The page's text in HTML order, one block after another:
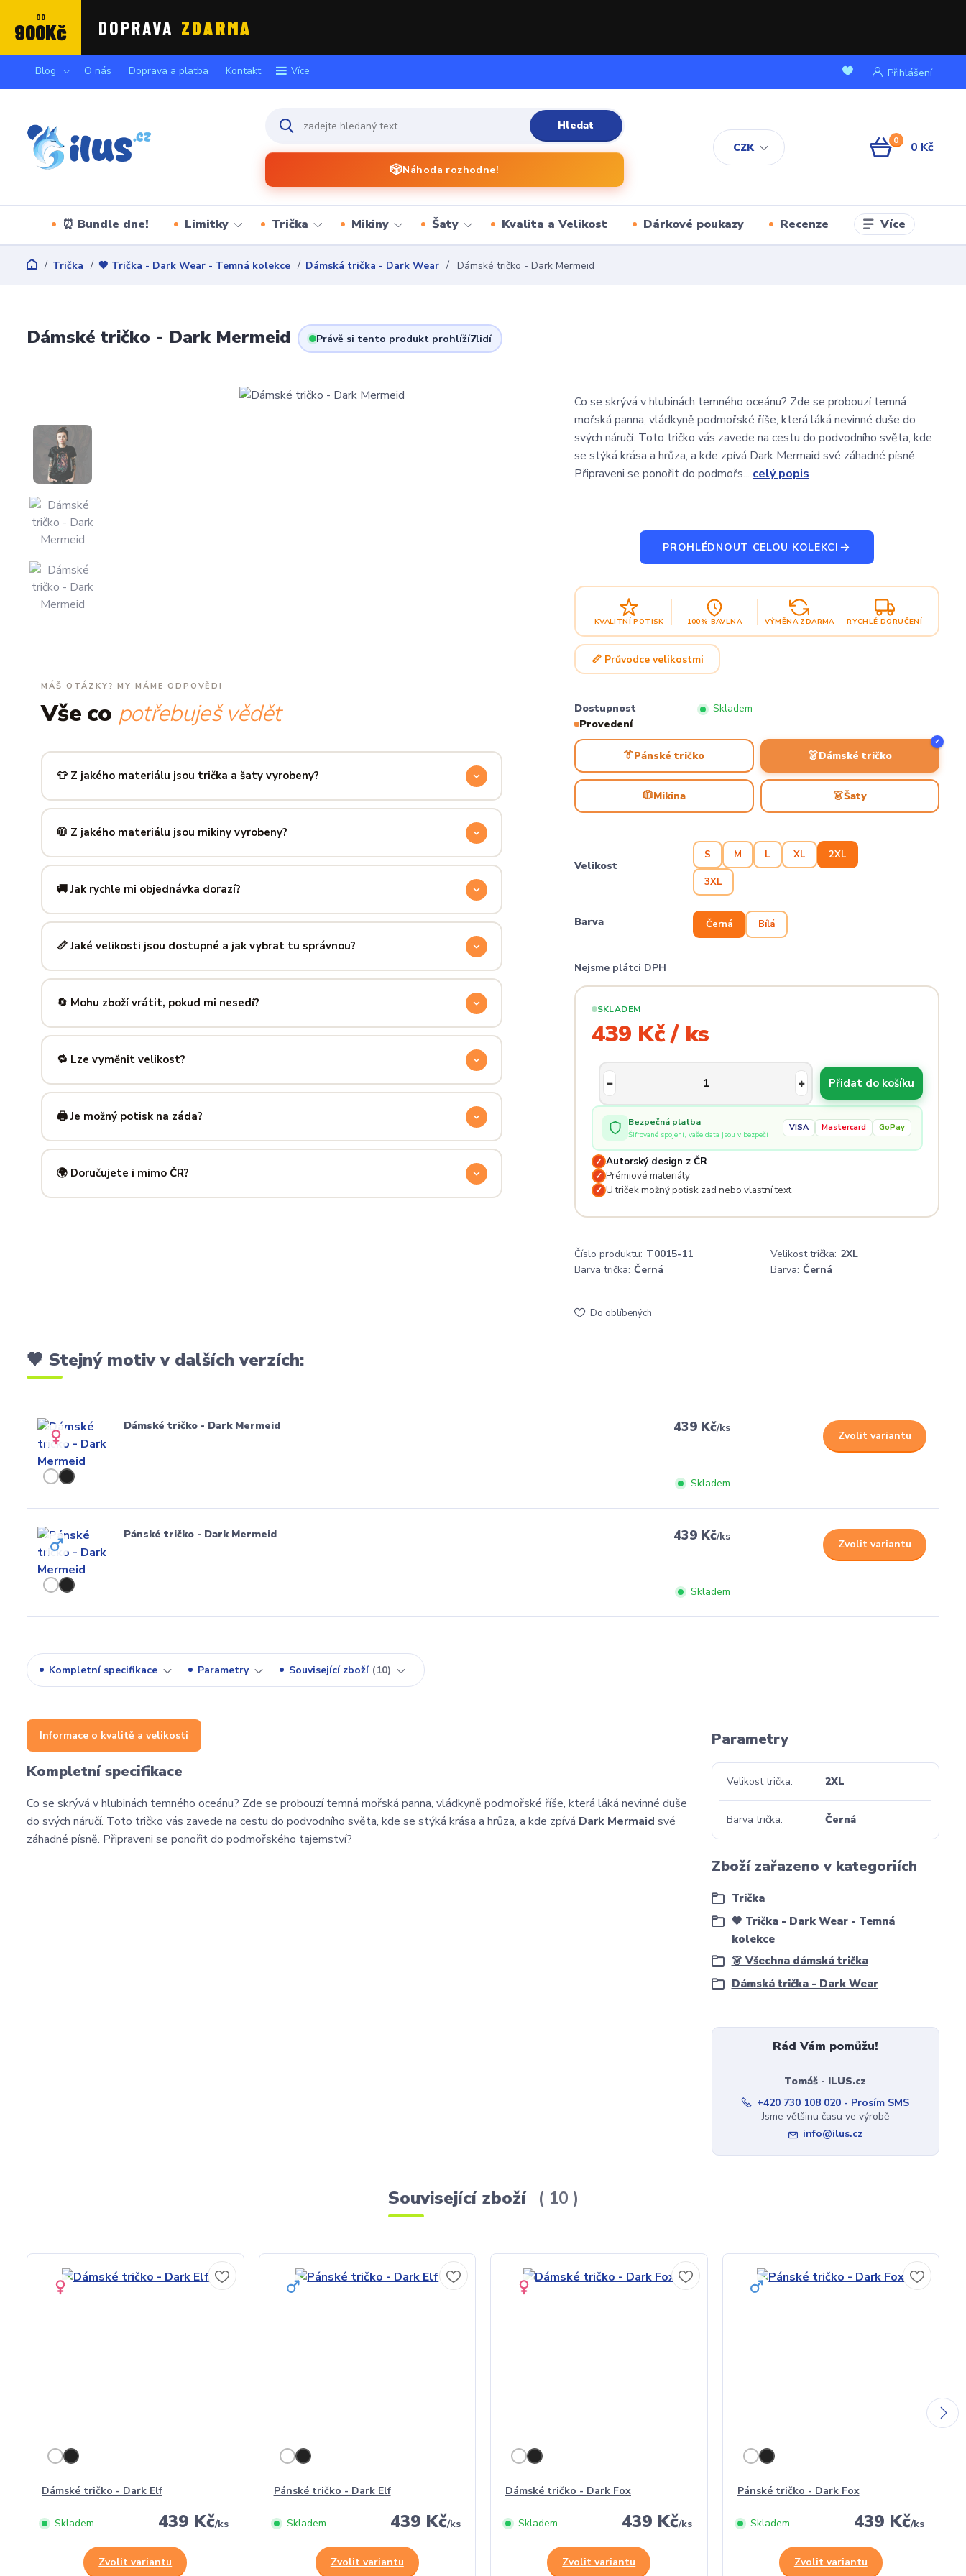
OD
900Kč DOPRAVA ZDARMA
Blog O nás Doprava a platba Kontakt Více
CZK
Přihlášení
Hledat
🎲Náhoda rozhodne!
0 0 Kč
⏰ Bundle dne! Limitky Trička Mikiny Šaty Kvalita a Velikost Dárkové poukazy Recenze Více
Trička 🖤 Trička - Dark Wear - Temná kolekce Dámská trička - Dark Wear Dámské tričko - Dark Mermeid
Dámské tričko - Dark Mermeid Právě si tento produkt prohlíží7lidí
MÁŠ OTÁZKY? MY MÁME ODPOVĚDI
Vše co potřebuješ vědět
👕 Z jakého materiálu jsou trička a šaty vyrobeny?
Používáme prémiovou 100% bavlnu — měkkou na dotek, prodyšnou a odolnou. Produkt si
zachová tvar i barvu i po desítkách praní. Kvalita, kterou pocítíš hned při prvním oblečení.
🧥 Z jakého materiálu jsou mikiny vyrobeny?
Mikiny šijeme ze směsi80 % bavlny a 20 % polyesteru— příjemně hřejivá, pevná a zároveň
prodyšná kombinace, která si dlouho drží tvar i po opakovaném praní.
🚚 Jak rychle mi objednávka dorazí?
Mimo sezónu balíme a odesíláme do 3 pracovních dní. Doručení přes PPL, GLS nebo Českou
poštu trvá obvykle 1–3 pracovní dny — zboží tak můžeš mít u sebe už za pár dní.
📏 Jaké velikosti jsou dostupné a jak vybrat tu správnou?
Nabízíme velikosti XS až 5XL, takže si vybere opravdu každý. Klikni naPrůvodce velikostmi
výše — najdeš tam přesné míry v cm a výběr velikosti bude hračka.
🔄 Mohu zboží vrátit, pokud mi nesedí?
Samozřejmě. Máš plných14 dní na vráceníbez udání důvodu. Stačí nás kontaktovat na
info@ilus.cza vše vyřídíme rychle a bez komplikací.
🔁 Lze vyměnit velikost?
Standardně výměnu nenabízíme, ale víme, že se to stane — proto se nebojte napsat na
info@ilus.cz. Většinou společně najdeme řešení, které vás potěší.
🖨️ Je možný potisk na záda?
Ano! Potisk zad je možný u většiny našich produktů — skvělé pro originální dárky nebo párové
kousky. Napiš nám předem na
🌍 Doručujete i mimo ČR?
Co se skrývá v hlubinách temného oceánu? Zde se probouzí temná
mořská panna, vládkyně podmořské říše, která láká nevinné duše do
svých náručí. Toto tričko vás zavede na cestu do podvodního světa, kde
se stýká krása a hrůza, a kde zpívá Dark Mermaid své záhadné písně.
Připraveni se ponořit do podmořs... celý popis
PROHLÉDNOUT CELOU KOLEKCI
KVALITNÍ POTISK 100% BAVLNA VÝMĚNA ZDARMA RYCHLÉ DORUČENÍ
📏 Průvodce velikostmi
Dostupnost
Skladem
Provedení
👔Pánské tričko 👗Dámské tričko
✓
🧥Mikina 👗Šaty
Velikost
S M L XL 2XL
3XL
Barva Černá Bílá
Nejsme plátci DPH
SKLADEM
439 Kč / ks
Přidat do košíku
Bezpečná platba
Šifrované spojení, vaše data jsou v bezpečí
VISA Mastercard GoPay
✓ Autorský design z ČR
✓ Prémiové materiály
✓ U triček možný potisk zad nebo vlastní text
Číslo produktu: T0015-11 Velikost trička: 2XL
Barva trička: Černá Barva: Černá
Do oblíbených
🖤 Stejný motiv v dalších verzích:
Dámské tričko - Dark Mermeid 439 Kč/ks
Skladem
Zvolit variantu
Pánské tričko - Dark Mermeid 439 Kč/ks
Skladem
Zvolit variantu
Kompletní specifikace Parametry Související zboží 10
Informace o kvalitě a velikosti
Kompletní specifikace
Co se skrývá v hlubinách temného oceánu? Zde se probouzí temná mořská panna, vládkyně podmořské říše, která láká nevinné duše
do svých náručí. Toto tričko vás zavede na cestu do podvodního světa, kde se stýká krása a hrůza, a kde zpívá Dark Mermaid své
záhadné písně. Připraveni se ponořit do podmořského tajemství?
Parametry
Velikost trička 2XL
Barva trička Černá
Zboží zařazeno v kategoriích
Trička
🖤 Trička - Dark Wear - Temná
kolekce
👗 Všechna dámská trička
Dámská trička - Dark Wear
Rád Vám pomůžu!
Tomáš - ILUS.cz
+420 730 108 020 - Prosím SMS
Jsme většinu času ve výrobě
info@ilus.cz
Související zboží 10
Dámské tričko - Dark Elf
439 Kč/ks
Skladem
Zvolit variantu
Pánské tričko - Dark Elf
439 Kč/ks
Skladem
Zvolit variantu
Dámské tričko - Dark Fox
439 Kč/ks
Skladem
Zvolit variantu
Pánské tričko - Dark Fox
439 Kč/ks
Skladem
Zvolit variantu